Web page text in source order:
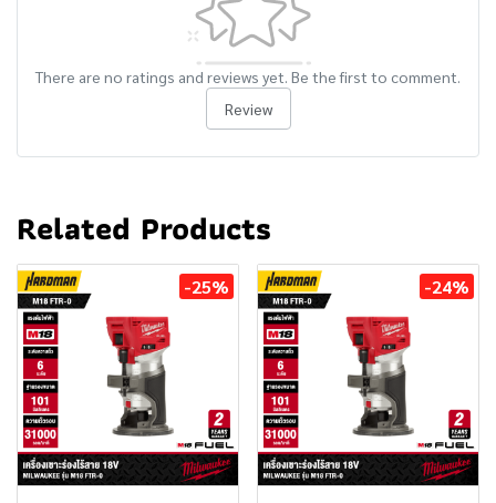
There are no ratings and reviews yet. Be the first to comment.
Review
Related Products
-25% -24%